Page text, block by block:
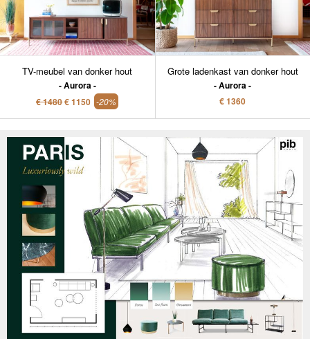
TV-meubel van donker hout
Aurora
€ 1480€ 1150 -20%
Grote ladenkast van donker hout
Aurora
€ 1360